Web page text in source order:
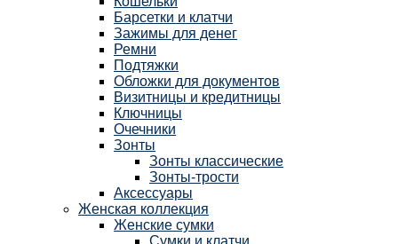
Барсетки и клатчи
Зажимы для денег
Ремни
Подтяжки
Обложки для документов
Визитницы и кредитницы
Ключницы
Очечники
Зонты
Зонты классические
Зонты-трости
Аксессуары
Женская коллекция
Женские сумки
Сумки и клатчи